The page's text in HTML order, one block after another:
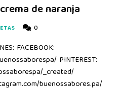
de naranja
0
FACEBOOK:
PINTEREST:
_created/
buenossabores.pa/